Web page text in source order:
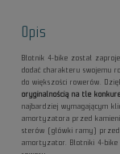
Opis
Błotnik 4-bike został
dodać charakteru swojemu
do większości rowerów.
oryginalnością na tle
najbardziej wymagającym
amortyzatora przed
sterów (główki ramy)
amortyzator. Błotniki 4-